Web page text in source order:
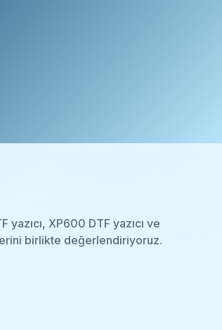
yazıcı, XP600 DTF yazıcı ve
birlikte değerlendiriyoruz.